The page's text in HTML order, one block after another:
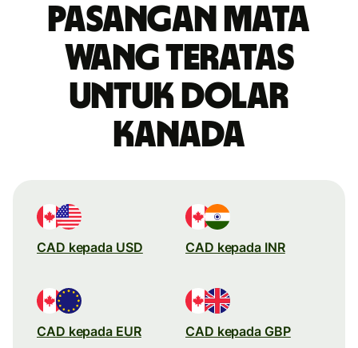
Pasangan mata
wang teratas
untuk dolar
Kanada
CAD kepada USD CAD kepada INR
CAD kepada EUR CAD kepada GBP